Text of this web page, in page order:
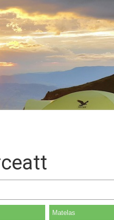
Matelas